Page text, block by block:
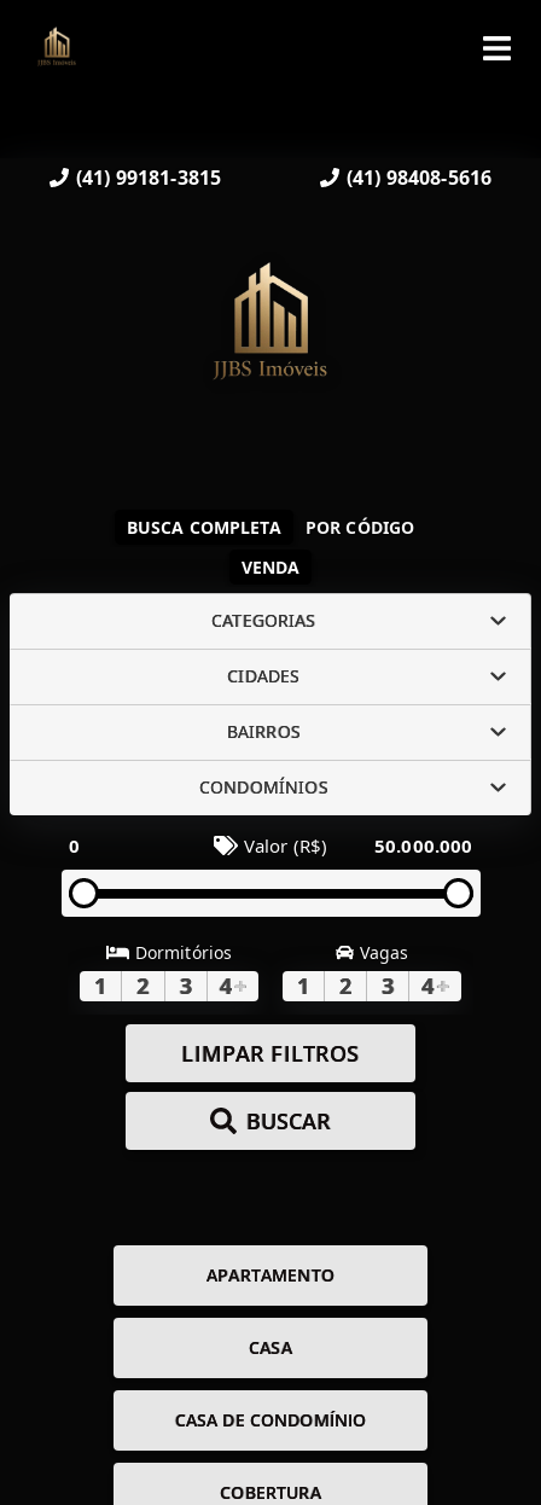
(41) 99181-3815 (41) 98408-5616
VENDA
BUSCA COMPLETA POR CÓDIGO
CATEGORIAS
CIDADES
BAIRROS
CONDOMÍNIOS
0 Valor (R$) 50.000.000
Dormitórios
1 2 3 4+
Vagas
1 2 3 4+
LIMPAR FILTROS
BUSCAR
APARTAMENTO
CASA
CASA DE CONDOMÍNIO
COBERTURA